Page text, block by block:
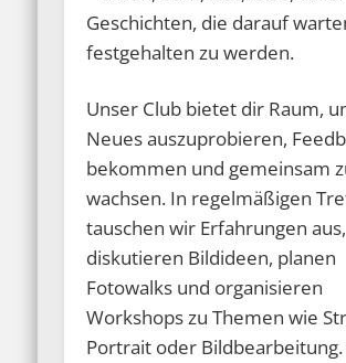
Geschichten, die darauf
festgehalten zu werden.
Unser Club bietet dir Raum,
Neues auszuprobieren,
bekommen und gemeinsam
wachsen. In regelmäßigen
tauschen wir Erfahrungen aus,
diskutieren Bildideen, planen
Fotowalks und organisieren
Workshops zu Themen wie
Portrait oder